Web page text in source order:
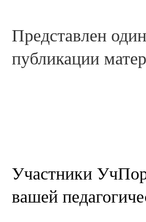
Представлен
публикации
Участники
вашей